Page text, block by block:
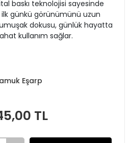
baskı teknolojisi sayesinde
ilk günkü görünümünü uzun
dokusu, günlük hayatta
kullanım sağlar.
Eşarp
TL